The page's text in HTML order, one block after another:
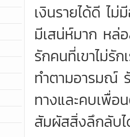
เงินรายได้ดี ไม่
มีเสน่ห์มาก หล่
รักคนที่เขาไม่รั
ทำตามอารมณ์
ทางและคบเพื่อ
สัมผัสสิ่งลึกลับ